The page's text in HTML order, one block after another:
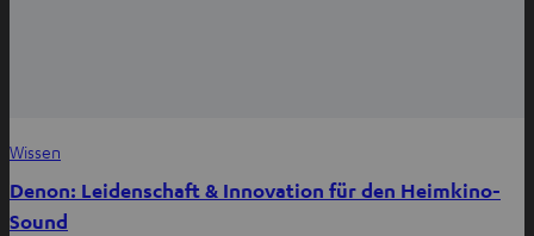
Wissen
Denon: Leidenschaft & Innovation für den Heimkino-
Sound